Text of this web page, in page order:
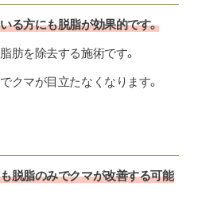
る方にも脱脂が効果的です。
肪を除去する施術です。
クマが目立たなくなります。
脱脂のみでクマが改善する可能